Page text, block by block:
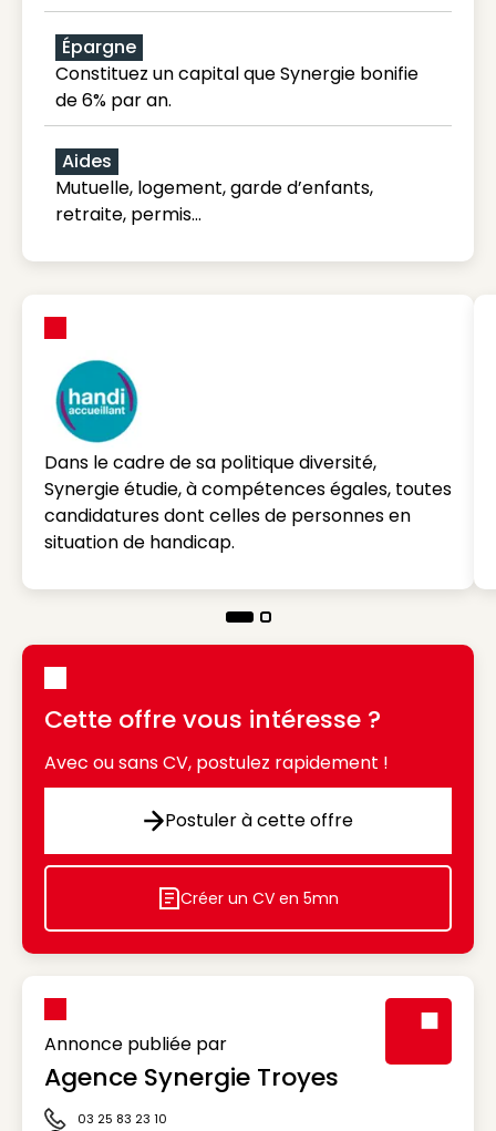
Épargne
Constituez un capital que Synergie bonifie
de 6% par an.
Aides
Mutuelle, logement, garde d’enfants,
retraite, permis…
Dans le cadre de sa politique diversité,
Synergie étudie, à compétences égales, toutes
candidatures dont celles de personnes en
situation de handicap.
Cette offre vous intéresse ?
Avec ou sans CV, postulez rapidement !
Postuler à cette offre
Postuler à cette offre
Icon decorative
Créer un CV en 5mn
Annonce publiée par
Agence Synergie Troyes
03 25 83 23 10